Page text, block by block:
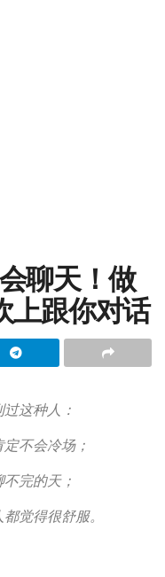
聊天！做
上跟你对话
这种人：
不会冷场；
完的天；
觉得很舒服。